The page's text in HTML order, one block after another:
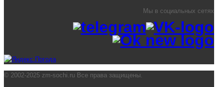
Мы в социальных сетях
© 2002-2025 zm-sochi.ru Все права защищены.